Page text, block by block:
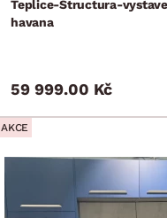
Teplice-Structura-
havana
59 999.00 Kč
AKCE